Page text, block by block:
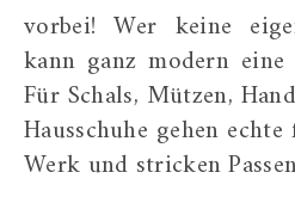
vorbei! Wer keine
kann ganz modern
Für Schals, Mützen,
Hausschuhe gehen
Werk und stricken